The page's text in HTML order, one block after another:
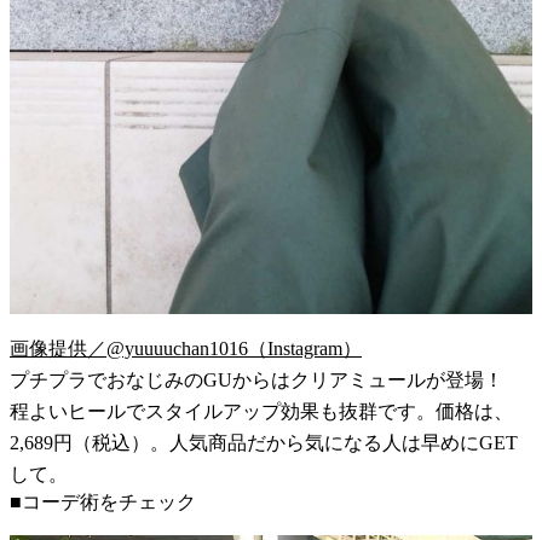
画像提供／@yuuuuchan1016（Instagram）
プチプラでおなじみのGUからはクリアミュールが登場！
程よいヒールでスタイルアップ効果も抜群です。価格は、
2,689円（税込）。人気商品だから気になる人は早めにGET
して。
■コーデ術をチェック